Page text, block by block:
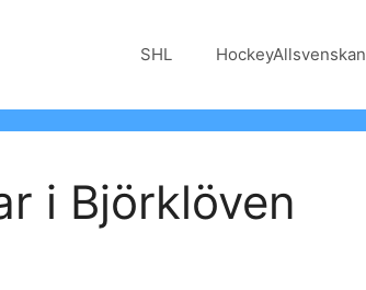
SHL HockeyAllsvenskan
i Björklöven